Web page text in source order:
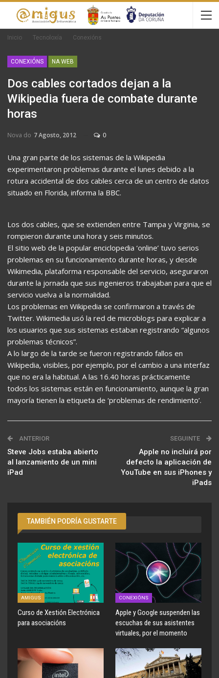
Inicio Tecnoloxía Conexións
CONEXIÓNS NA WEB
Dos cables cortados dejan a la
Wikipedia fuera de combate durante
horas
Nova do 7 Agosto, 2012 0
Una gran parte de los sistemas de la Wikipedia
experimentaron problemas durante el lunes debido a la
rotura accidental de dos cables cerca de un centro de datos
situado en Florida, informa la BBC.
Los dos cables, que se extienden entre Tampa y Virginia, se
rompieron durante una hora y seis minutos.
El sitio web de la popular enciclopedia ‘online’ tuvo serios
problemas en su funcionamiento durante horas, y desde
Wikimedia, plataforma responsable del servicio, aseguraron
durante la jornada que sus ingenieros trabajaban para que el
servicio vuelva a la normalidad.
Los problemas en Wikipedia se confirmaron a través de
Twitter. Wikimedia usó la red de microblogs para explicar a
los usuarios que sus sistemas estaban registrando “algunos
problemas técnicos”.
A lo largo de la tarde se fueron registrando fallos en
Wikipedia, visibles, por ejemplo, por el cambio a una interfaz
que no era la habitual. A las 16.40 horas prácticamente
todos los sistemas están en funcionamiento, aunque la gran
mayoría tienen la etiqueta de ‘problemas de rendimiento’.
ANTERIOR
Steve Jobs estaba abierto
al lanzamiento de un mini
iPad
SEGUINTE
Apple no incluirá por
defecto la aplicación de
YouTube en sus iPhones y
iPads
TAMBIÉN PODRÍA GUSTARTE
AMIGUS
Curso de Xestión Electrónica
para asociacións
CONEXIÓNS
Apple y Google suspenden las
escuchas de sus asistentes
virtuales, por el momento